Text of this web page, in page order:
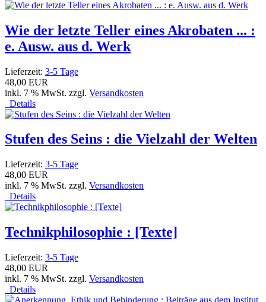
Wie der letzte Teller eines Akrobaten ... :
e. Ausw. aus d. Werk
Lieferzeit: 3-5 Tage
48,00 EUR
inkl. 7 % MwSt. zzgl. Versandkosten
Details
Stufen des Seins : die Vielzahl der Welten
Lieferzeit: 3-5 Tage
48,00 EUR
inkl. 7 % MwSt. zzgl. Versandkosten
Details
Technikphilosophie : [Texte]
Lieferzeit: 3-5 Tage
48,00 EUR
inkl. 7 % MwSt. zzgl. Versandkosten
Details